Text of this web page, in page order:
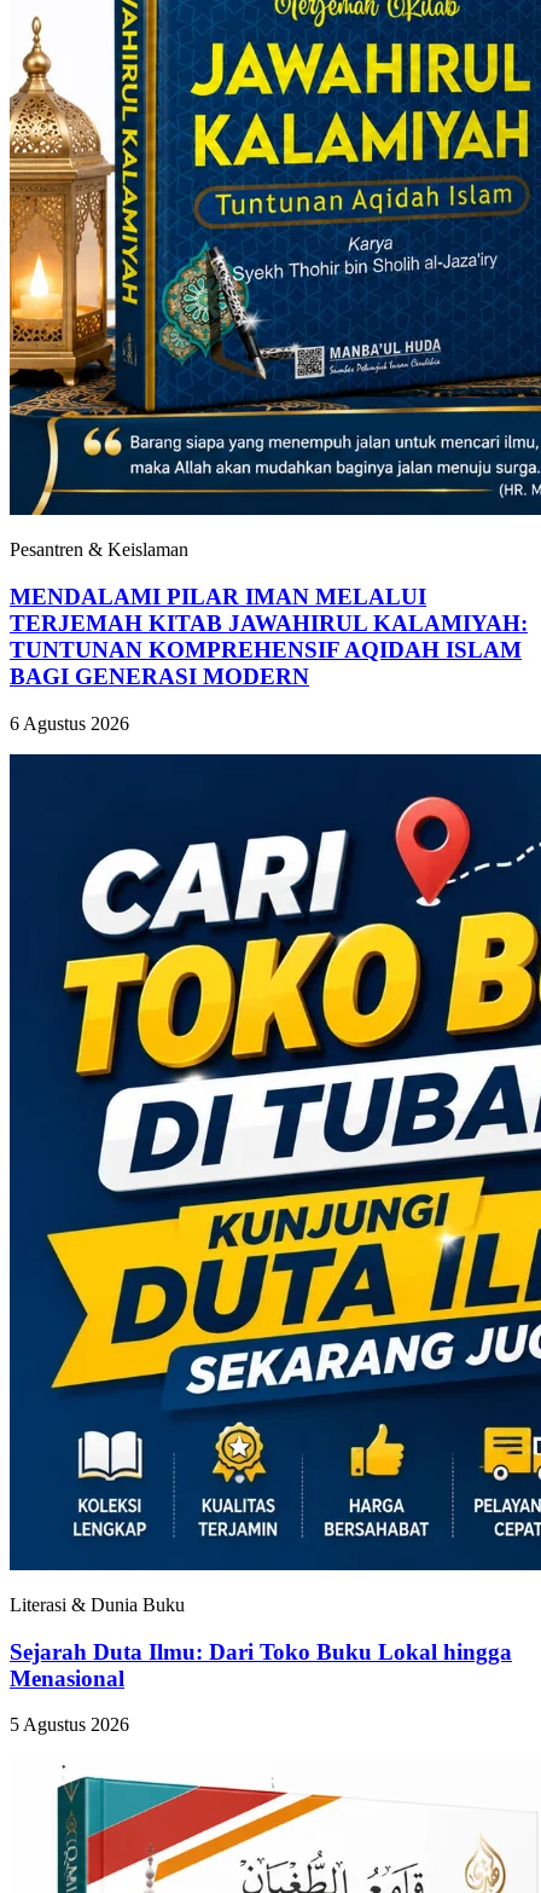
Pesantren & Keislaman
MENDALAMI PILAR IMAN MELALUI
TERJEMAH KITAB JAWAHIRUL KALAMIYAH:
TUNTUNAN KOMPREHENSIF AQIDAH ISLAM
BAGI GENERASI MODERN
6 Agustus 2026
Literasi & Dunia Buku
Sejarah Duta Ilmu: Dari Toko Buku Lokal hingga
Menasional
5 Agustus 2026